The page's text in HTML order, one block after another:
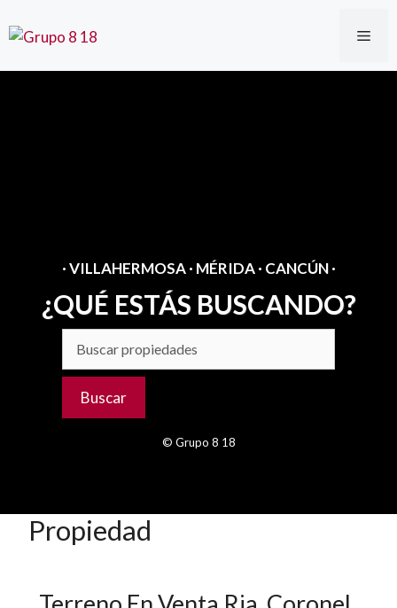
al
· VILLAHERMOSA · MÉRIDA · CANCÚN ·
¿QUÉ ESTÁS BUSCANDO?
© Grupo 8 18
Propiedad